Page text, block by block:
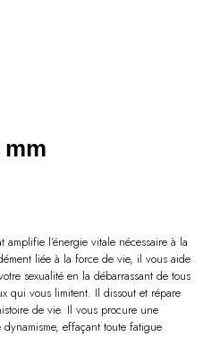
mm
l’énergie vitale nécessaire à la
liée à la force de vie, il vous aide
sexualité en la débarrassant de tous
qui vous limitent. Il dissout et répare
de vie. Il vous procure une
effaçant toute fatigue